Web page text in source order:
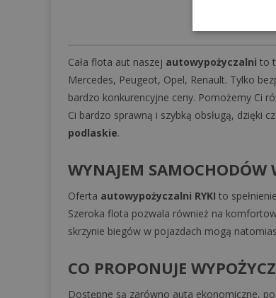
Cała flota aut naszej autowypożyczalni to
Mercedes, Peugeot, Opel, Renault. Tylko
bardzo konkurencyjne ceny. Pomożemy Ci
Ci bardzo sprawną i szybką obsługą, dzięki
podlaskie.
WYNAJEM SAMOCHODÓW
Oferta autowypożyczalni RYKI to
Szeroka flota pozwala również na
skrzynie biegów w pojazdach mogą
CO PROPONUJE
Dostępne są zarówno auta ekonomiczne,